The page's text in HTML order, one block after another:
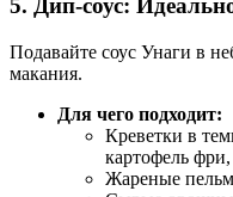
5. Дип-соус:
Подавайте соус Унаги в
макания.
Для чего подходит:
Креветки в
картофель
Жареные